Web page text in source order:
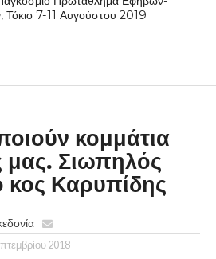
Τόκιο 7-11 Αυγούστου 2019
κομμάτια
μας. Σιωπηλός
κος Καρυπίδης
2018